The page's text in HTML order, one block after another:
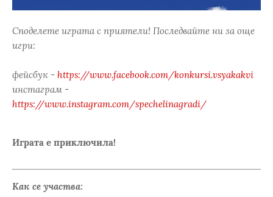
Споделете играта с приятели! Последвайте ни за още
игри:
фейсбук - https://www.facebook.com/konkursi.vsyakakvi
инстаграм -
https://www.instagram.com/spechelinagradi/
Играта е приключила!
Как се участва: